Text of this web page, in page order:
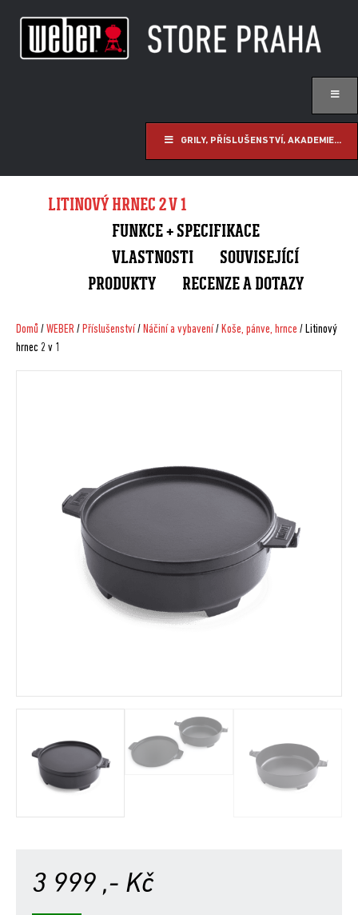
GRILY, PŘÍSLUŠENSTVÍ, AKADEMIE...
LITINOVÝ HRNEC 2 V 1
FUNKCE + SPECIFIKACE
VLASTNOSTI
SOUVISEJÍCÍ
PRODUKTY
RECENZE A DOTAZY
Domů /WEBER/ Příslušenství/ Náčiní a vybavení/ Koše, pánve, hrnce / Litinový
hrnec 2 v 1
3 999 ,- Kč